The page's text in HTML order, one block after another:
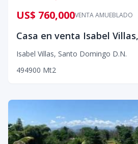
VENTA AMUEBLADO
US$ 760,000
Casa en venta Isabel
Isabel Villas, Santo Domingo D.N.
494900 Mt2